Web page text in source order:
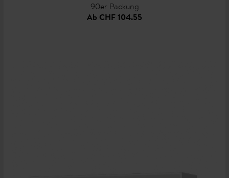
90er Packung
Ab CHF 104.55